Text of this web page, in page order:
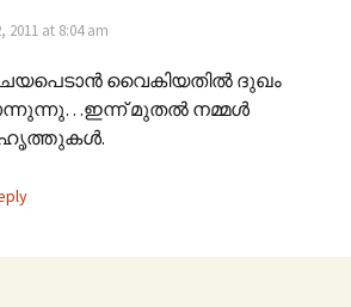
2011 at 8:04 am
വൈകിയതില്‍ ദുഖം
മുതല്‍ നമ്മള്‍